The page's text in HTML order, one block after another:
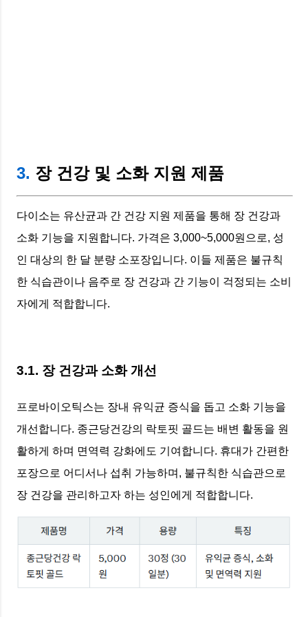
3. 장 건강 및 소화 지원 제품
다이소는 유산균과 간 건강 지원 제품을 통해 장 건강과
소화 기능을 지원합니다. 가격은 3,000~5,000원으로, 성
인 대상의 한 달 분량 소포장입니다. 이들 제품은 불규칙
한 식습관이나 음주로 장 건강과 간 기능이 걱정되는 소비
자에게 적합합니다.
3.1. 장 건강과 소화 개선
프로바이오틱스는 장내 유익균 증식을 돕고 소화 기능을
개선합니다. 종근당건강의 락토핏 골드는 배변 활동을 원
활하게 하며 면역력 강화에도 기여합니다. 휴대가 간편한
포장으로 어디서나 섭취 가능하며, 불규칙한 식습관으로
장 건강을 관리하고자 하는 성인에게 적합합니다.